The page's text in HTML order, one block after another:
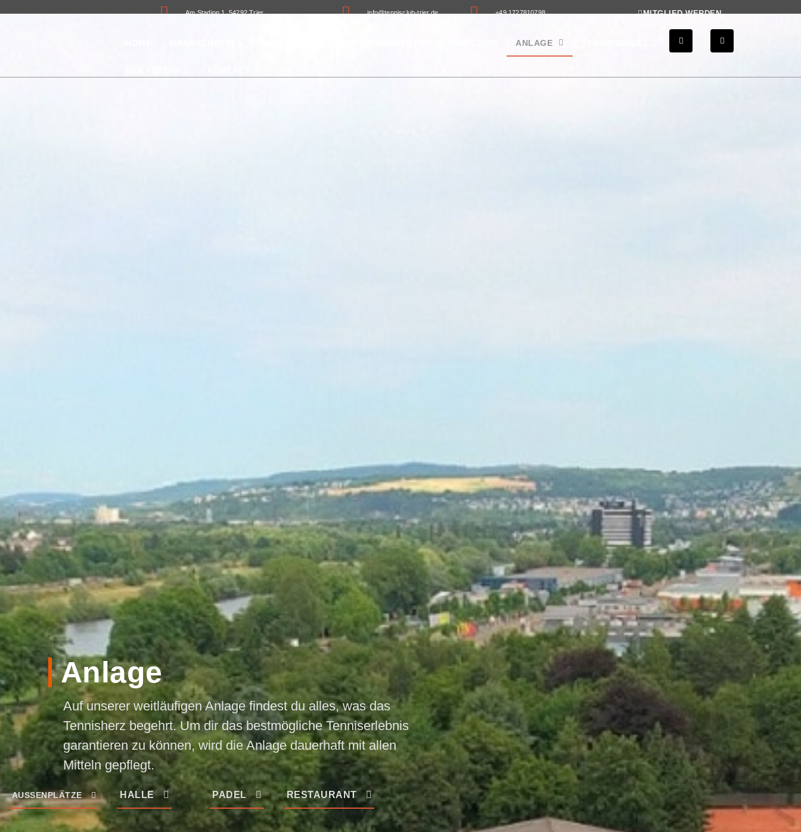
Am Stadion 1, 54292 Trier info@tennisclub-trier.de +49 1727810798 MITGLIED WERDEN
ANLAGE
Anlage
Auf unserer weitläufigen Anlage findest du alles, was das
Tennisherz begehrt. Um dir das bestmögliche Tenniserlebnis
garantieren zu können, wird die Anlage dauerhaft mit allen
Mitteln gepflegt.
AUSSENPLÄTZE HALLE PADEL RESTAURANT